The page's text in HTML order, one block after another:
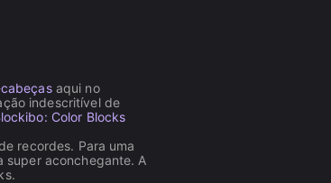
aqui no
indescritível de
Color Blocks
recordes. Para uma
super aconchegante. A